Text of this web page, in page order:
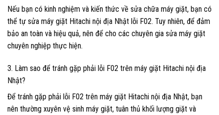
Nếu bạn có kinh nghiệm và kiến thức về sửa chữa máy giặt, bạn có
thể tự sửa máy giặt Hitachi nội địa Nhật lỗi F02. Tuy nhiên, để đảm
bảo an toàn và hiệu quả, nên để cho các chuyên gia sửa máy giặt
chuyên nghiệp thực hiện.
3. Làm sao để tránh gặp phải lỗi F02 trên máy giặt Hitachi nội địa
Nhật?
Để tránh gặp phải lỗi F02 trên máy giặt Hitachi nội địa Nhật, bạn
nên thường xuyên vệ sinh máy giặt, tuân thủ khối lượng giặt và